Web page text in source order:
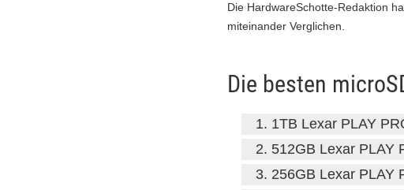
Die HardwareSchotte-Redaktion
miteinander Verglichen.
Die besten
1TB Lexar PLAY
512GB Lexar PLAY
256GB Lexar PLAY